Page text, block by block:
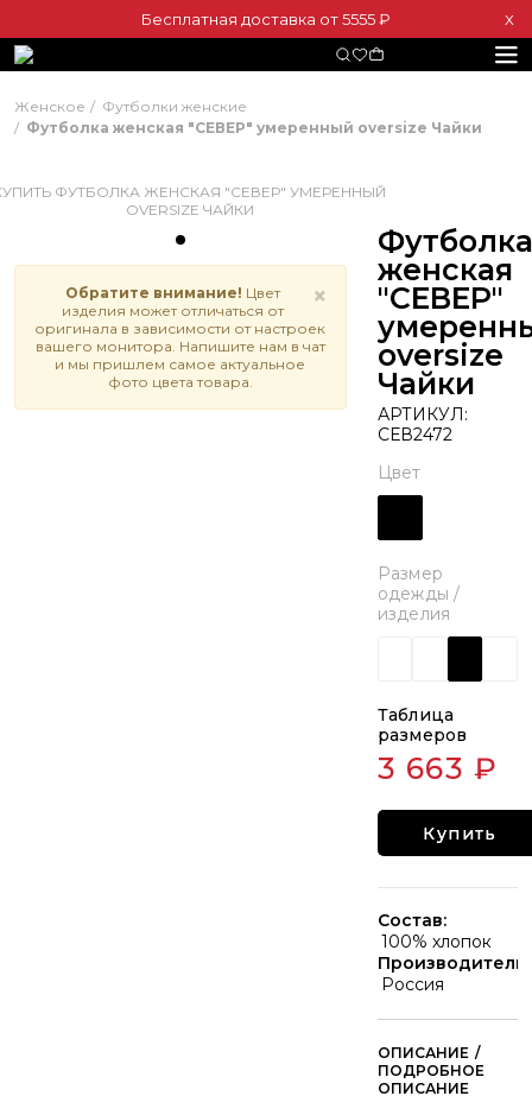
Бесплатная доставка от 5555 ₽ Х
Женское
Футболки женские
Футболка женская "СЕВЕР" умеренный oversize Чайки
×
Обратите внимание! Цвет
изделия может отличаться от
оригинала в зависимости от настроек
вашего монитора. Напишите нам в чат
и мы пришлем самое актуальное
фото цвета товара.
Футболка
женская
"СЕВЕР"
oversize
Чайки
АРТИКУЛ:
СЕВ2472
Цвет
Размер
одежды /
изделия
Таблица
размеров
3 663 ₽
Купить
Состав:
100% хлопок
Производитель:
Россия
/